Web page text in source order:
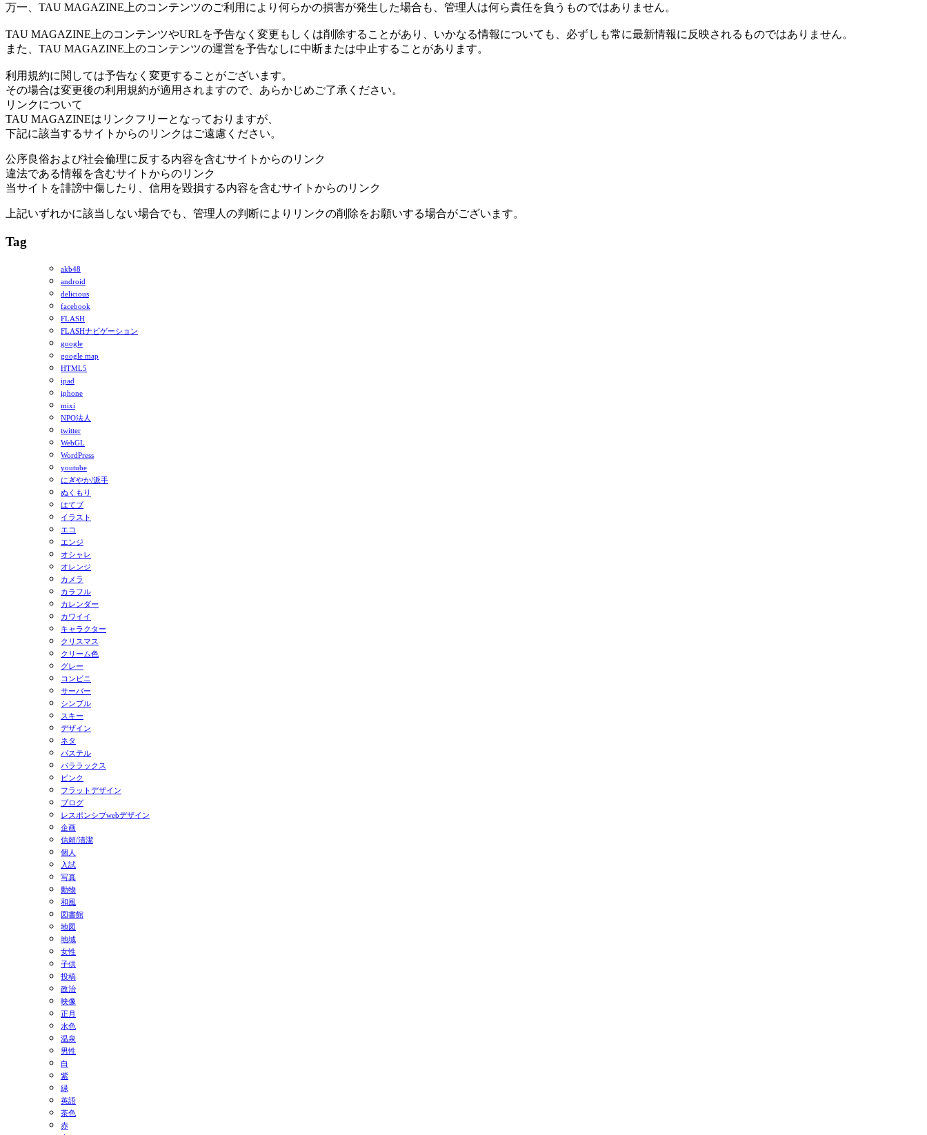
万一、TAU MAGAZINE上のコンテンツのご利用により何らかの損害が発生した場合も、管理人は何ら責任を負うものではありません。
TAU MAGAZINE上のコンテンツやURLを予告なく変更もしくは削除することがあり、いかなる情報についても、必ずしも常に最新情報に反映されるものではありません。
また、TAU MAGAZINE上のコンテンツの運営を予告なしに中断または中止することがあります。
利用規約に関しては予告なく変更することがございます。
その場合は変更後の利用規約が適用されますので、あらかじめご了承ください。
リンクについて
TAU MAGAZINEはリンクフリーとなっておりますが、
下記に該当するサイトからのリンクはご遠慮ください。
公序良俗および社会倫理に反する内容を含むサイトからのリンク
違法である情報を含むサイトからのリンク
当サイトを誹謗中傷したり、信用を毀損する内容を含むサイトからのリンク
上記いずれかに該当しない場合でも、管理人の判断によりリンクの削除をお願いする場合がございます。
Tag
akb48
android
delicious
facebook
FLASH
FLASHナビゲーション
google
google map
HTML5
ipad
iphone
mixi
NPO法人
twitter
WebGL
WordPress
youtube
にぎやか/派手
ぬくもり
はてブ
イラスト
エコ
エンジ
オシャレ
オレンジ
カメラ
カラフル
カレンダー
カワイイ
キャラクター
クリスマス
クリーム色
グレー
コンビニ
サーバー
シンプル
スキー
デザイン
ネタ
パステル
パララックス
ピンク
フラットデザイン
ブログ
レスポンシブwebデザイン
企画
信頼/清潔
個人
入試
写真
動物
和風
図書館
地図
地域
女性
子供
投稿
政治
映像
正月
水色
温泉
男性
白
紫
緑
英語
茶色
赤